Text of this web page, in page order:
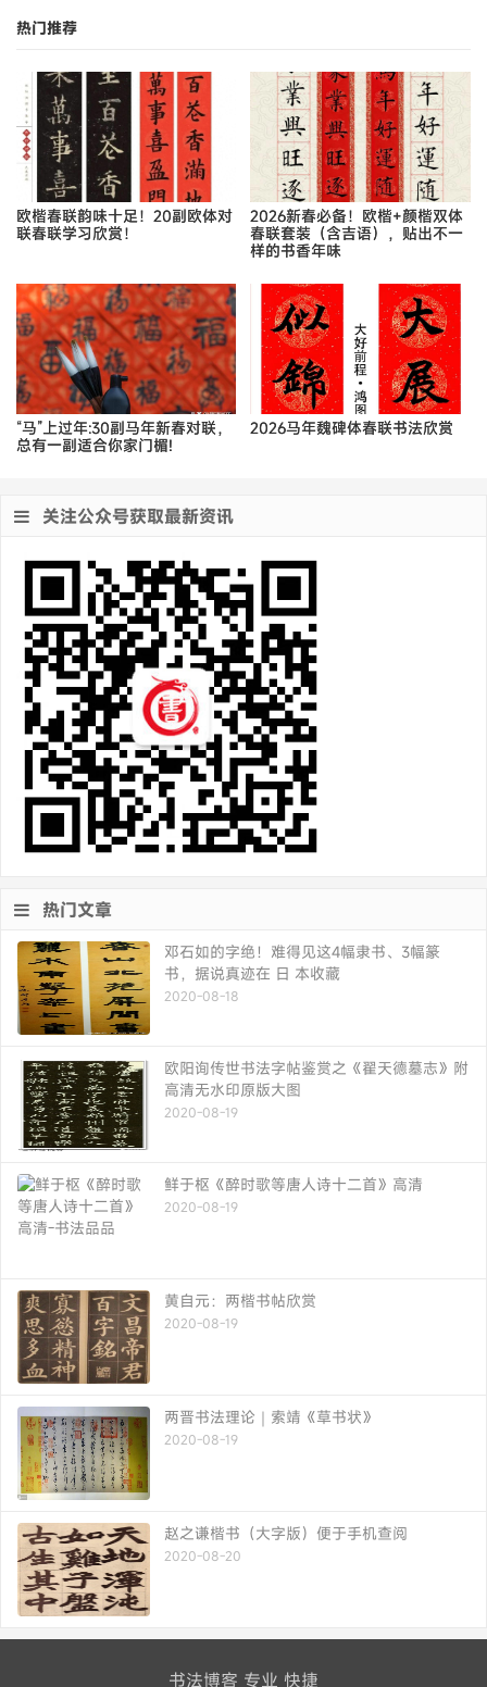
热门推荐
欧楷春联韵味十足！20副欧体对
联春联学习欣赏！
2026新春必备！欧楷+颜楷双体
春联套装（含吉语），贴出不一
样的书香年味
“马”上过年:30副马年新春对联，
总有一副适合你家门楣!
2026马年魏碑体春联书法欣赏
关注公众号获取最新资讯
热门文章
邓石如的字绝！难得见这4幅隶书、3幅篆
书，据说真迹在 日 本收藏
2020-08-18
欧阳询传世书法字帖鉴赏之《翟天德墓志》附
高清无水印原版大图
2020-08-19
鲜于枢《醉时歌等唐人诗十二首》高清
2020-08-19
黄自元：两楷书帖欣赏
2020-08-19
两晋书法理论｜索靖《草书状》
2020-08-19
赵之谦楷书（大字版）便于手机查阅
2020-08-20
书法博客 专业 快捷